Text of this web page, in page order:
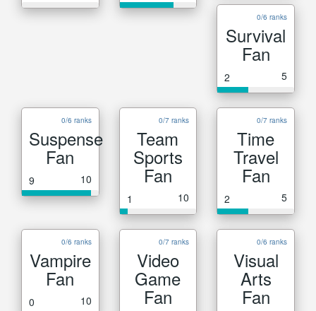
0/6 ranks
Survival
Fan
2 5
0/6 ranks
Suspense
Fan
9 10
0/7 ranks
Team
Sports
Fan
1 10
0/7 ranks
Time
Travel
Fan
2 5
0/6 ranks
Vampire
Fan
0 10
0/7 ranks
Video
Game
Fan
0/6 ranks
Visual
Arts
Fan